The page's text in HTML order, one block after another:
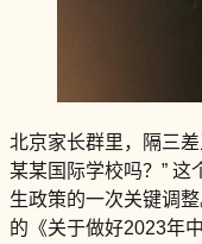
北京家长群里，隔三
某某国际学校吗？”
生政策的一次关键调
的《关于做好2023年